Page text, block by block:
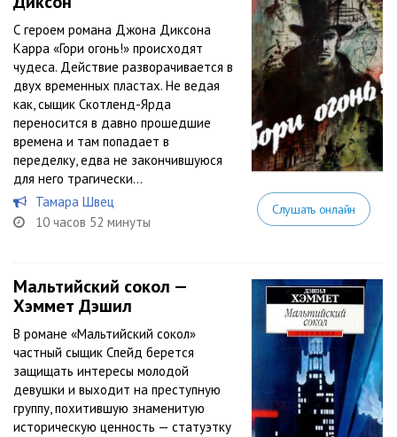
С героем романа Джона Диксона
Карра «Гори огонь!» происходят
чудеса. Действие разворачивается в
двух временных пластах. Не ведая
как, сыщик Скотленд-Ярда
переносится в давно прошедшие
времена и там попадает в
переделку, едва не закончившуюся
для него трагически…
Тамара Швец
10 часов 52 минуты
Слушать онлайн
Мальтийский сокол —
Хэммет Дэшил
В романе «Мальтийский сокол»
частный сыщик Спейд берется
защищать интересы молодой
девушки и выходит на преступную
группу, похитившую знаменитую
историческую ценность — статуэтку